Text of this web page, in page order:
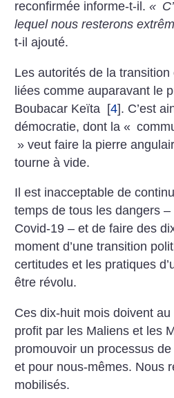
reconfirmée informe-t-il.«
lequel nous resterons
t-il ajouté.
Les autorités de la
liées comme auparavant le
Boubacar Keïta [4]. C’est
démocratie, dont la «
» veut faire la pierre
tourne à vide.
Il est inacceptable de
temps de tous les dangers
Covid-19 – et de faire des
moment d’une transition
certitudes et les pratiques
être révolu.
Ces dix-huit mois doivent
profit par les Maliens et les
promouvoir un processus
et pour nous-mêmes. Nous
mobilisés.